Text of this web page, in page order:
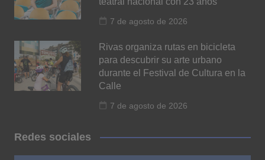
7 de agosto de 2026
Rivas organiza rutas en bicicleta
para descubrir su arte urbano
durante el Festival de Cultura en la
Calle
7 de agosto de 2026
Redes sociales